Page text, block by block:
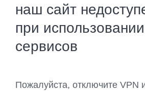
наш сайт
при
сервисов
Пожалуйста, отключите VPN